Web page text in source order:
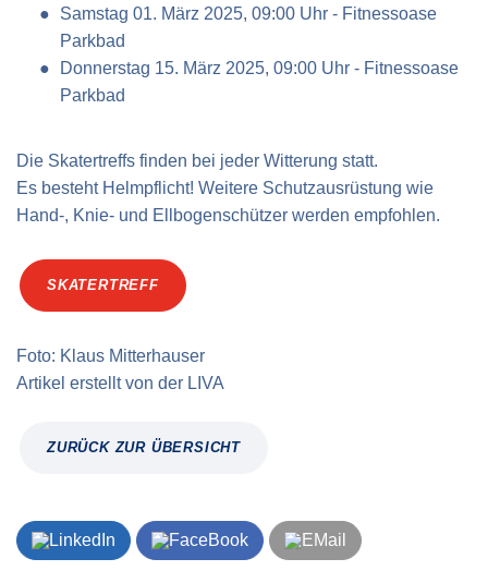
Samstag 01. März 2025, 09:00 Uhr - Fitnessoase
Parkbad
Donnerstag 15. März 2025, 09:00 Uhr - Fitnessoase
Parkbad
Die Skatertreffs finden bei jeder Witterung statt.
Es besteht Helmpflicht! Weitere Schutzausrüstung wie
Hand-, Knie- und Ellbogenschützer werden empfohlen.
SKATERTREFF
Foto: Klaus Mitterhauser
Artikel erstellt von der LIVA
ZURÜCK ZUR ÜBERSICHT